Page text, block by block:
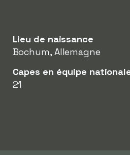
Lieu de naissance
Bochum, Allemagne
Capes en équipe
21